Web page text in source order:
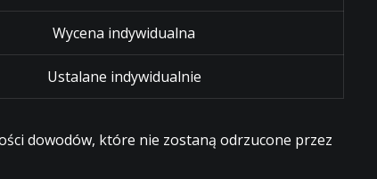
Wycena indywidualna
Ustalane indywidualnie
dowodów, które nie zostaną odrzucone przez